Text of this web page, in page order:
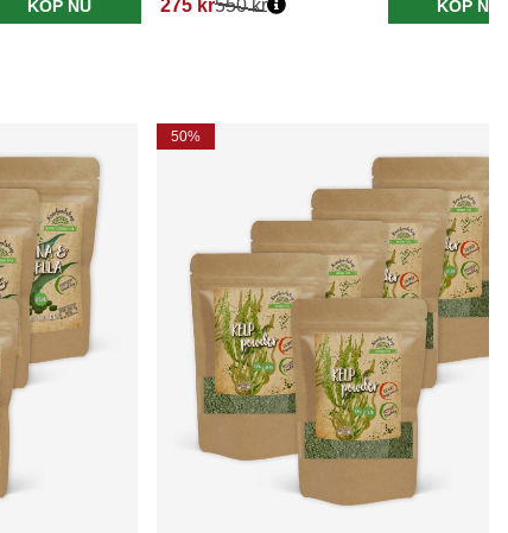
KÖP NU 275 kr550 kr KÖP NU
50%